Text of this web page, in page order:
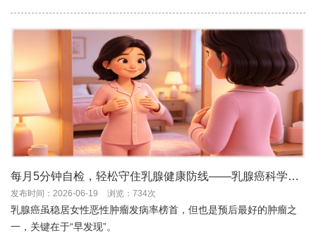
每月5分钟自检，轻松守住乳腺健康防线——乳腺癌科学自
检全攻略
发布时间：2026-06-19 浏览：734次
乳腺癌虽稳居女性恶性肿瘤发病率榜首，但也是预后最好的肿瘤之
一，关键在于“早发现”。